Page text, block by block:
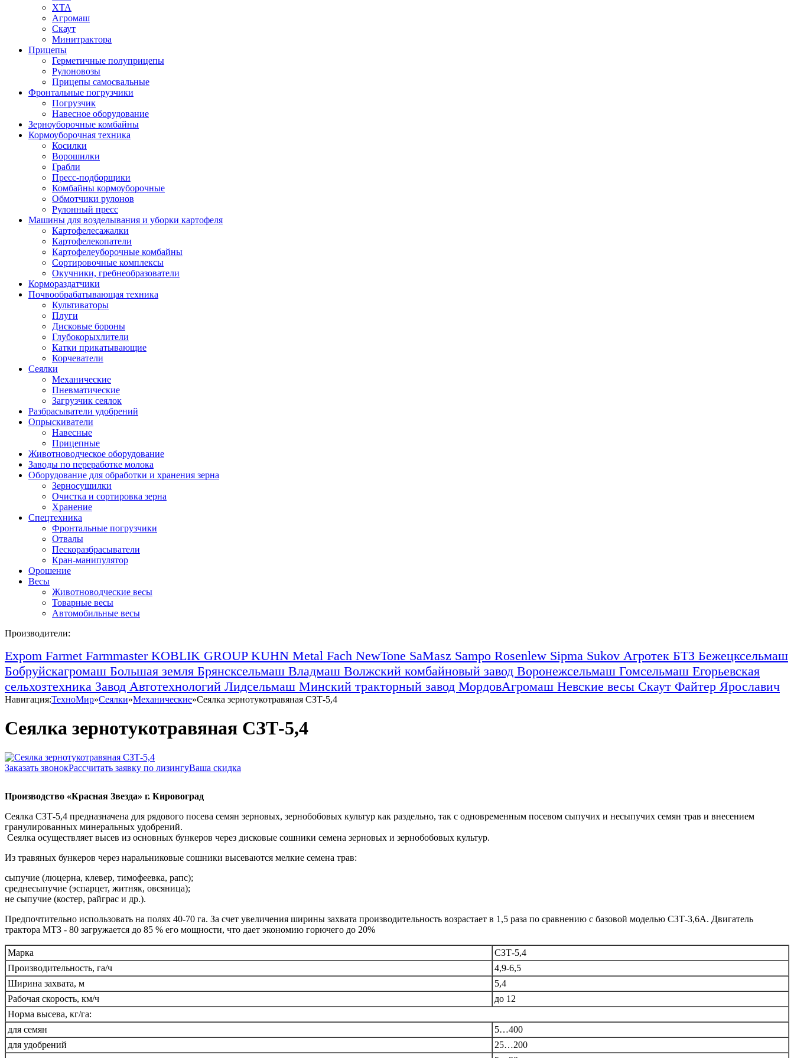
ХТА
Агромаш
Скаут
Минитрактора
Прицепы
Герметичные полуприцепы
Рулоновозы
Прицепы самосвальные
Фронтальные погрузчики
Погрузчик
Навесное оборудование
Зерноуборочные комбайны
Кормоуборочная техника
Косилки
Ворошилки
Грабли
Пресс-подборщики
Комбайны кормоуборочные
Обмотчики рулонов
Рулонный пресс
Машины для возделывания и уборки картофеля
Картофелесажалки
Картофелекопатели
Картофелеуборочные комбайны
Сортировочные комплексы
Окучники, гребнеобразователи
Кормораздатчики
Почвообрабатывающая техника
Культиваторы
Плуги
Дисковые бороны
Глубокорыхлители
Катки прикатывающие
Корчеватели
Сеялки
Механические
Пневматические
Загрузчик сеялок
Разбрасыватели удобрений
Опрыскиватели
Навесные
Прицепные
Животноводческое оборудование
Заводы по переработке молока
Оборудование для обработки и хранения зерна
Зерносушилки
Очистка и сортировка зерна
Хранение
Спецтехника
Фронтальные погрузчики
Отвалы
Пескоразбрасыватели
Кран-манипулятор
Орошение
Весы
Животноводческие весы
Товарные весы
Автомобильные весы
Производители:
Expom Farmet Farmmaster KOBLIK GROUP KUHN Metal Fach NewTone SaMasz Sampo Rosenlew Sipma Sukov Агротек БТЗ Бежецксельмаш
Бобруйскагромаш Большая земля Брянсксельмаш Владмаш Волжский комбайновый завод Воронежсельмаш Гомсельмаш Егорьевская
сельхозтехника Завод Автотехнологий Лидсельмаш Минский тракторный завод МордовАгромаш Невские весы Скаут Файтер Ярославич
Навигация:ТехноМир»Сеялки»Механические»Сеялка зернотукотравяная СЗТ-5,4
Сеялка зернотукотравяная СЗТ-5,4
Заказать звонокРассчитать заявку по лизингуВаша скидка
Производство «Красная Звезда» г. Кировоград
Сеялка СЗТ-5,4 предназначена для рядового посева семян зерновых, зернобобовых культур как раздельно, так с одновременным посевом сыпучих и несыпучих семян трав и внесением
гранулированных минеральных удобрений.
Сеялка осуществляет высев из основных бункеров через дисковые сошники семена зерновых и зернобобовых культур.
Из травяных бункеров через наральниковые сошники высеваются мелкие семена трав:
сыпучие (люцерна, клевер, тимофеевка, рапс);
среднесыпучие (эспарцет, житняк, овсяница);
не сыпучие (костер, райграс и др.).
Предпочтительно использовать на полях 40-70 га. За счет увеличения ширины захвата производительность возрастает в 1,5 раза по сравнению с базовой моделью СЗТ-3,6А. Двигатель
трактора МТЗ - 80 загружается до 85 % его мощности, что дает экономию горючего до 20%
Марка
СЗТ-5,4
Производительность, га/ч
4,9-6,5
Ширина захвата, м
5,4
Рабочая скорость, км/ч
до 12
Норма высева, кг/га:
для семян
5…400
для удобрений
25…200